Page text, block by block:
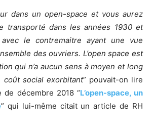
dans un open-space et vous aurez
transporté dans les années 1930 et
le contremaitre ayant une vue
des ouvriers. L’open space est
qui n’a aucun sens à moyen et long
coût social exorbitant” pouvait-on lire
décembre 2018 “L’open-space, un
” qui lui-même citait un article de RH